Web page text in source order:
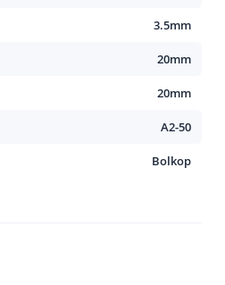
3.5mm
20mm
20mm
A2-50
Bolkop